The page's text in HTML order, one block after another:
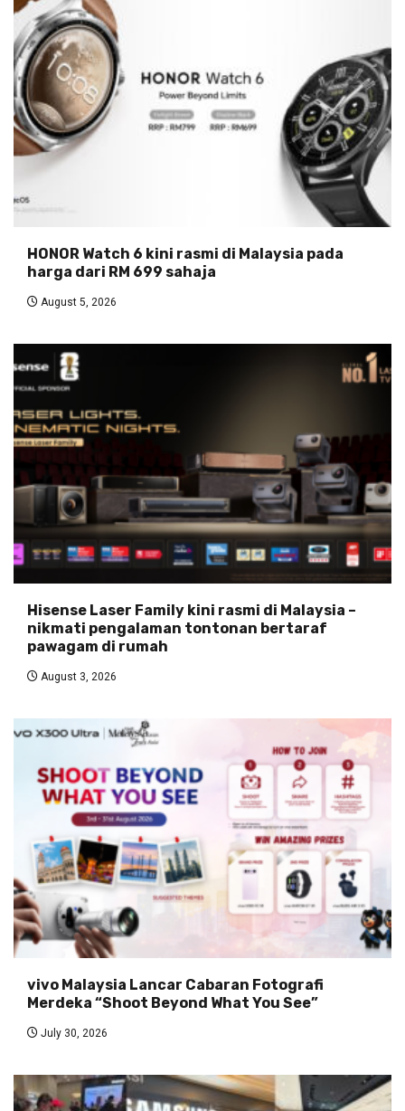
HONOR Watch 6 kini rasmi di Malaysia pada
harga dari RM 699 sahaja
August 5, 2026
Hisense Laser Family kini rasmi di Malaysia –
nikmati pengalaman tontonan bertaraf
pawagam di rumah
August 3, 2026
vivo Malaysia Lancar Cabaran Fotografi
Merdeka “Shoot Beyond What You See”
July 30, 2026